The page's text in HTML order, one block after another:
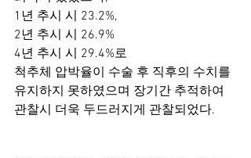
1년 추시 시 23.2%,
2년 추시 시 26.9%
4년 추시 시 29.4%로
척추체 압박율이 수술 후 직후의 수치를
유지하지 못하였으며 장기간 추적하여
관찰시 더욱 두드러지게 관찰되었다.